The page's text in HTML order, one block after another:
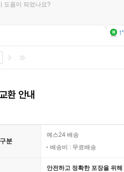
도움이 되었나요?
환 안내
분
예스24 배송
배송비 : 무료배송
안전하고 정확한 포장을 위